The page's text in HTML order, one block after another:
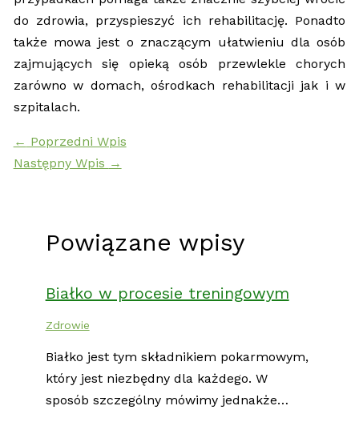
do zdrowia, przyspieszyć ich rehabilitację. Ponadto
także mowa jest o znaczącym ułatwieniu dla osób
zajmujących się opieką osób przewlekle chorych
zarówno w domach, ośrodkach rehabilitacji jak i w
szpitalach.
← Poprzedni Wpis
Następny Wpis →
Powiązane wpisy
Białko w procesie treningowym
Zdrowie
Białko jest tym składnikiem pokarmowym,
który jest niezbędny dla każdego. W
sposób szczególny mówimy jednakże…